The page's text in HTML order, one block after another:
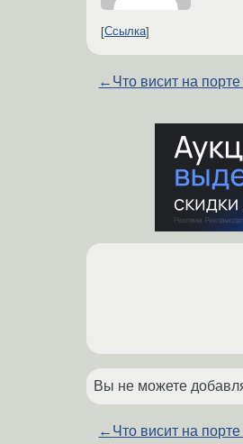
Ссылка
← Что висит на
Вы не можете
← Что висит на